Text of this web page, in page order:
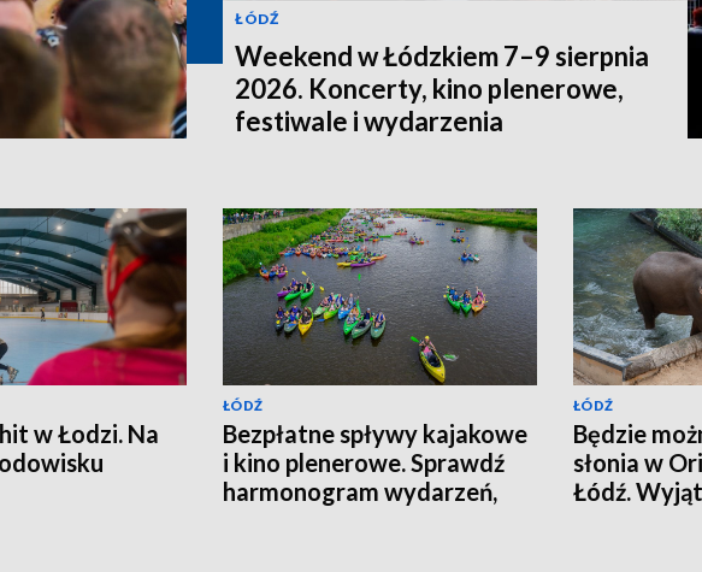
ŁÓDŹ
Weekend w Łódzkiem 7–9 sierpnia
2026. Koncerty, kino plenerowe,
festiwale i wydarzenia
w Łodzi. Na
ŁÓDŹ
Bezpłatne spływy kajakowe
i kino plenerowe. Sprawdź
harmonogram wydarzeń,
ŁÓDŹ
Będzie
słonia w
Łódź.